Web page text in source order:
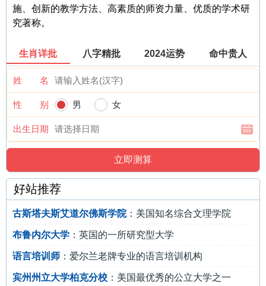
施、创新的教学方法、高素质的师资力量、优质的学术研
究著称。
生肖详批 八字精批 2024运势 命中贵人
姓 名
性 别 男 女
出生日期
好站推荐
古斯塔夫斯艾道尔佛斯学院：美国知名综合文理学院
布鲁内尔大学 ：英国的一所研究型大学
语言培训师 ：爱尔兰老牌专业的语言培训机构
宾州州立大学柏克分校 ：美国最优秀的公立大学之一